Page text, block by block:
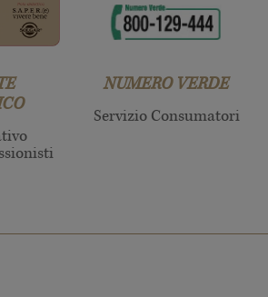
NUMERO VERDE
Servizio Consumatori